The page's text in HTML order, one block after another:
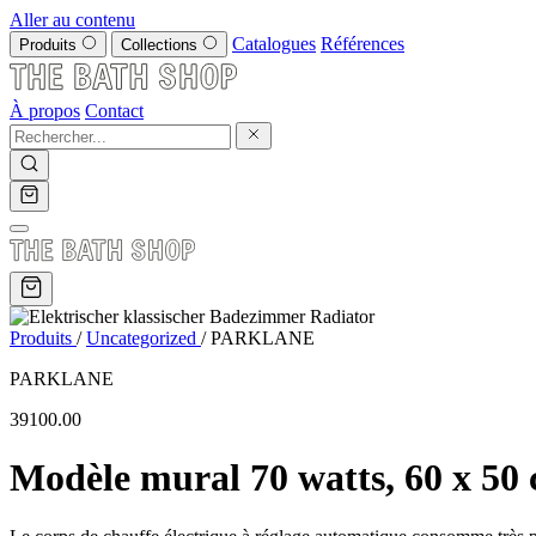
Aller au contenu
Produits Collections Catalogues Références
À propos Contact
Produits / Uncategorized / PARKLANE
PARKLANE
39100.00
Modèle mural 70 watts, 60 x 50